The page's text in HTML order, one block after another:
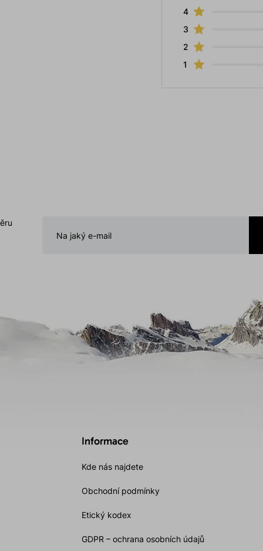
4
3
2
1
Informace
Kde nás najdete
Obchodní podmínky
Etický kodex
GDPR – ochrana osobních údajů